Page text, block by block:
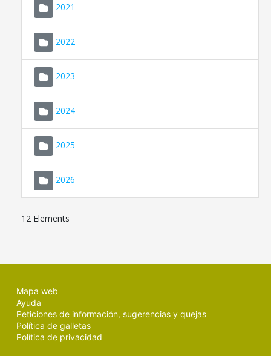
2021
2022
2023
2024
2025
2026
12 Elements
Mapa web
Ayuda
Peticiones de información, sugerencias y quejas
Política de galletas
Política de privacidad